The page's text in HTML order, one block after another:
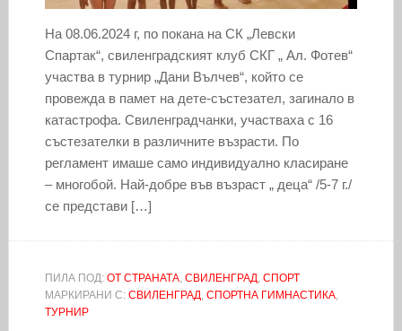
На 08.06.2024 г, по покана на СК „Левски
Спартак“, свиленградският клуб СКГ „ Ал. Фотев“
участва в турнир „Дани Вълчев“, който се
провежда в памет на дете-състезател, загинало в
катастрофа. Свиленградчанки, участваха с 16
състезателки в различните възрасти. По
регламент имаше само индивидуално класиране
– многобой. Най-добре във възраст „ деца“ /5-7 г./
се представи […]
ПИЛА ПОД: ОТ СТРАНАТА, СВИЛЕНГРАД, СПОРТ
МАРКИРАНИ С: СВИЛЕНГРАД, СПОРТНА ГИМНАСТИКА,
ТУРНИР